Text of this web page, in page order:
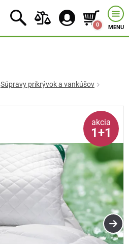
0 MENU
Súpravy prikrývok a vankúšov
akcia
1+1